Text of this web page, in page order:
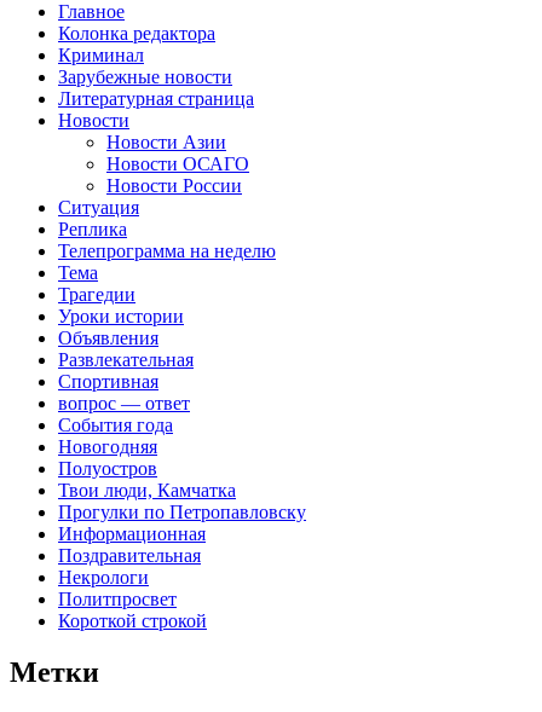
Главное
Колонка редактора
Криминал
Зарубежные новости
Литературная страница
Новости
Новости Азии
Новости ОСАГО
Новости России
Ситуация
Реплика
Телепрограмма на неделю
Тема
Трагедии
Уроки истории
Объявления
Развлекательная
Спортивная
вопрос — ответ
События года
Новогодняя
Полуостров
Твои люди, Камчатка
Прогулки по Петропавловску
Информационная
Поздравительная
Некрологи
Политпросвет
Короткой строкой
Метки